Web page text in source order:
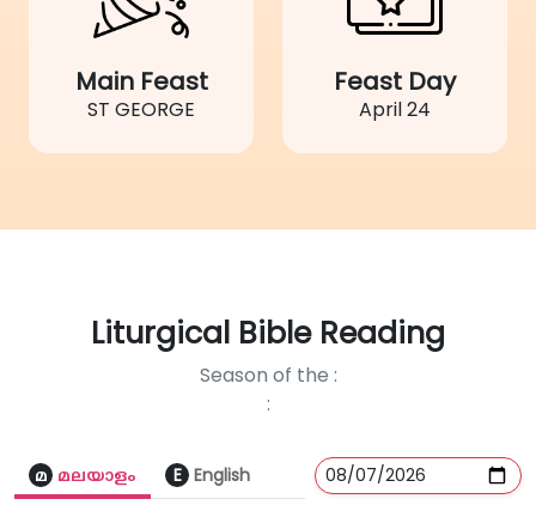
Main Feast
ST GEORGE
Feast Day
April 24
Liturgical Bible Reading
Season of the :
:
മ മലയാളം E English